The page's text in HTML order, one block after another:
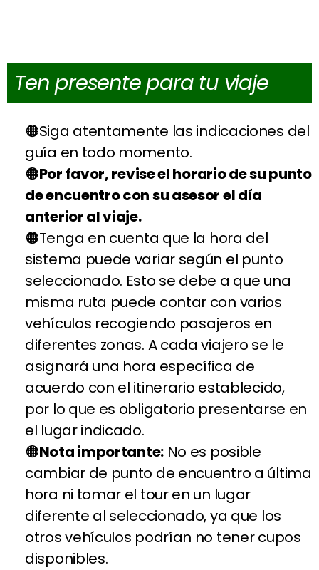
Ten presente para tu viaje
Siga atentamente las indicaciones del
guía en todo momento.
Por favor, revise el horario de su punto
de encuentro con su asesor el día
anterior al viaje.
Tenga en cuenta que la hora del
sistema puede variar según el punto
seleccionado. Esto se debe a que una
misma ruta puede contar con varios
vehículos recogiendo pasajeros en
diferentes zonas. A cada viajero se le
asignará una hora específica de
acuerdo con el itinerario establecido,
por lo que es obligatorio presentarse en
el lugar indicado.
Nota importante:No es posible
cambiar de punto de encuentro a última
hora ni tomar el tour en un lugar
diferente al seleccionado, ya que los
otros vehículos podrían no tener cupos
disponibles.